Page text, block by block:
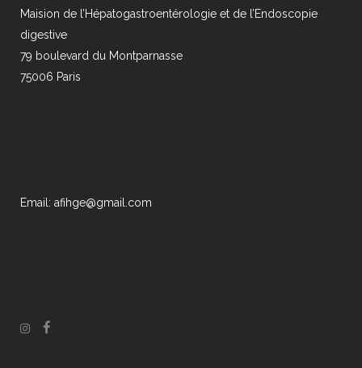
Maision de l’Hépatogastroentérologie et de l’Endoscopie
digestive
79 boulevard du Montparnasse
75006 Paris
Email: afihge@gmail.com